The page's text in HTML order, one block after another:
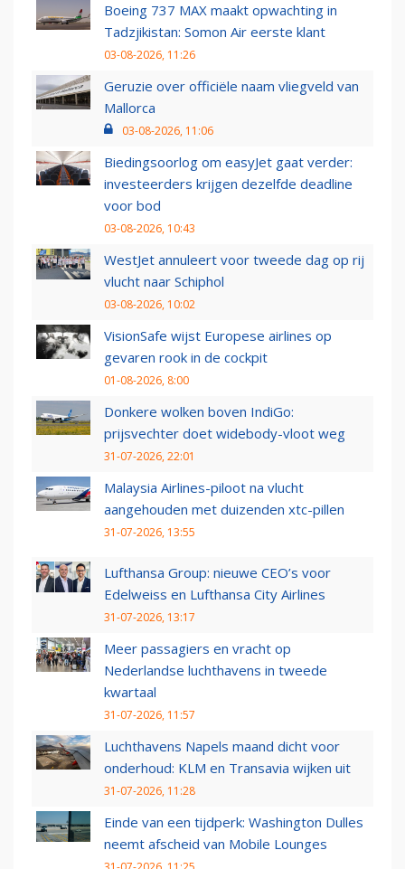
Boeing 737 MAX maakt opwachting in
Tadzjikistan: Somon Air eerste klant
03-08-2026, 11:26
Geruzie over officiële naam vliegveld van
Mallorca
03-08-2026, 11:06
Biedingsoorlog om easyJet gaat verder:
investeerders krijgen dezelfde deadline
voor bod
03-08-2026, 10:43
WestJet annuleert voor tweede dag op rij
vlucht naar Schiphol
03-08-2026, 10:02
VisionSafe wijst Europese airlines op
gevaren rook in de cockpit
01-08-2026, 8:00
Donkere wolken boven IndiGo:
prijsvechter doet widebody-vloot weg
31-07-2026, 22:01
Malaysia Airlines-piloot na vlucht
aangehouden met duizenden xtc-pillen
31-07-2026, 13:55
Lufthansa Group: nieuwe CEO’s voor
Edelweiss en Lufthansa City Airlines
31-07-2026, 13:17
Meer passagiers en vracht op
Nederlandse luchthavens in tweede
kwartaal
31-07-2026, 11:57
Luchthavens Napels maand dicht voor
onderhoud: KLM en Transavia wijken uit
31-07-2026, 11:28
Einde van een tijdperk: Washington Dulles
neemt afscheid van Mobile Lounges